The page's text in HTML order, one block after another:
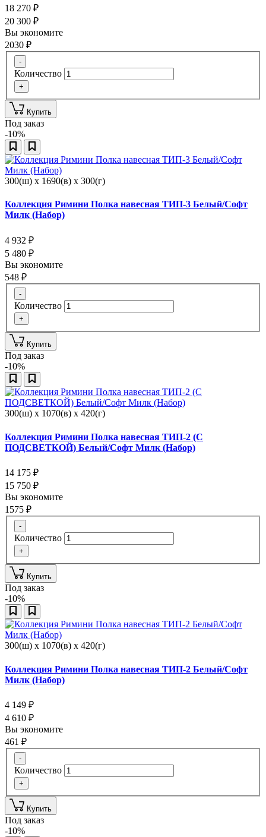
18 270 ₽
20 300 ₽
Вы экономите
2030 ₽
-
Количество
+
Купить
Под заказ
-10%
300(ш) x 1690(в) x 300(г)
Коллекция Римини Полка навесная ТИП-3 Белый/Софт
Милк (Набор)
4 932 ₽
5 480 ₽
Вы экономите
548 ₽
-
Количество
+
Купить
Под заказ
-10%
300(ш) x 1070(в) x 420(г)
Коллекция Римини Полка навесная ТИП-2 (С
ПОДСВЕТКОЙ) Белый/Софт Милк (Набор)
14 175 ₽
15 750 ₽
Вы экономите
1575 ₽
-
Количество
+
Купить
Под заказ
-10%
300(ш) x 1070(в) x 420(г)
Коллекция Римини Полка навесная ТИП-2 Белый/Софт
Милк (Набор)
4 149 ₽
4 610 ₽
Вы экономите
461 ₽
-
Количество
+
Купить
Под заказ
-10%